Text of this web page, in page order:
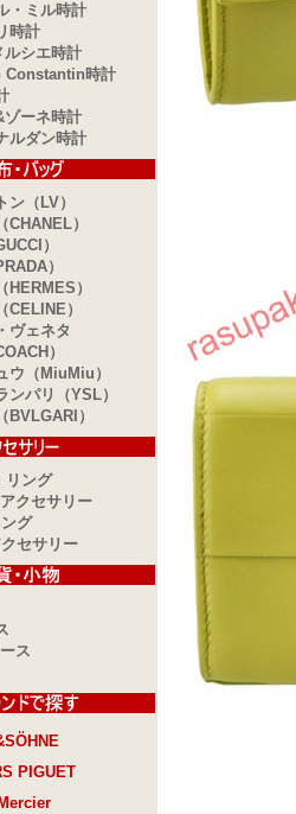
・ミル時計
時計
ルシエ時計
Constantin時計
ーネ時計
ルダン時計
ン（LV）
CHANEL）
）
）
HERMES）
CELINE）
ヴェネタ
）
ウ（MiuMiu）
ンパリ（YSL）
BVLGARI）
リング
クセサリー
グ
セサリー
ス
PIGUET